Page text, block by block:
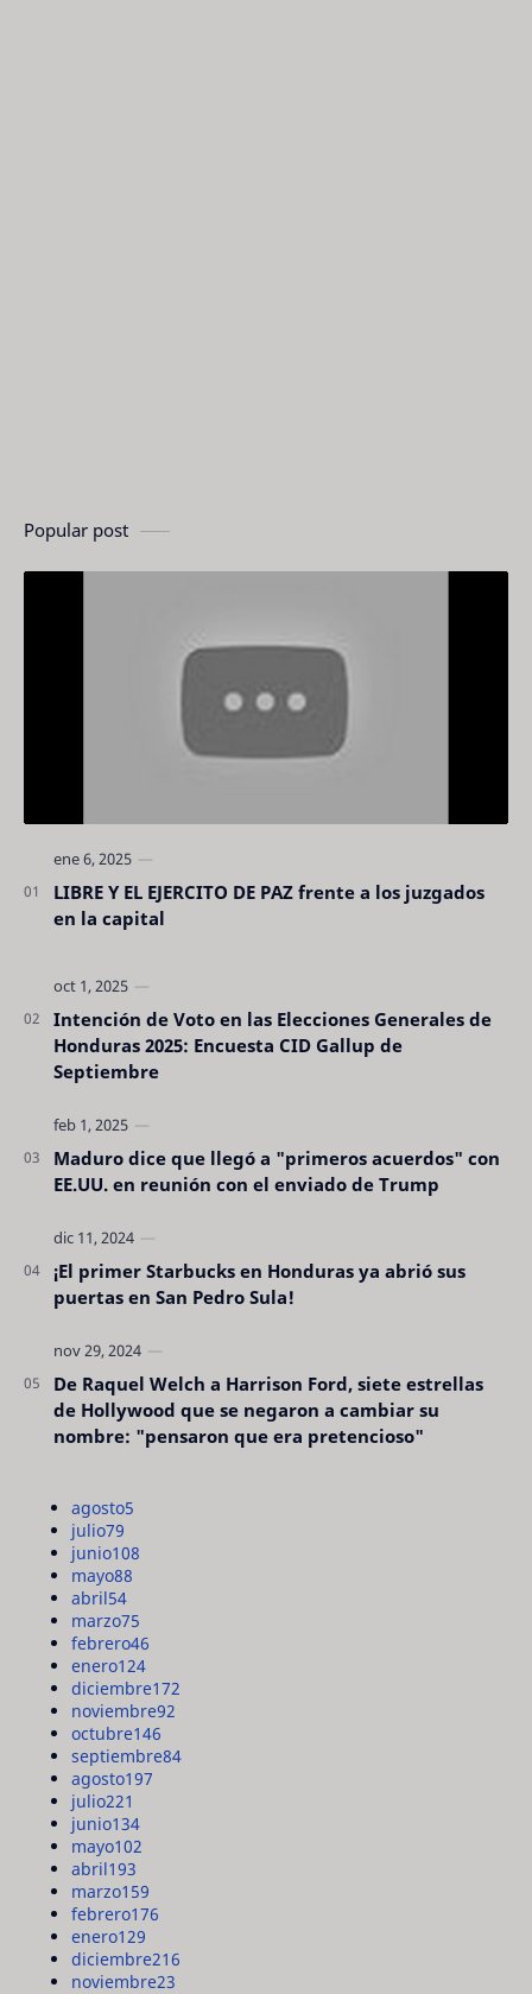
Popular post
LIBRE Y EL EJERCITO DE PAZ frente a los juzgados
en la capital
Intención de Voto en las Elecciones Generales de
Honduras 2025: Encuesta CID Gallup de
Septiembre
Maduro dice que llegó a "primeros acuerdos" con
EE.UU. en reunión con el enviado de Trump
¡El primer Starbucks en Honduras ya abrió sus
puertas en San Pedro Sula!
De Raquel Welch a Harrison Ford, siete estrellas
de Hollywood que se negaron a cambiar su
nombre: "pensaron que era pretencioso"
agosto5
julio79
junio108
mayo88
abril54
marzo75
febrero46
enero124
diciembre172
noviembre92
octubre146
septiembre84
agosto197
julio221
junio134
mayo102
abril193
marzo159
febrero176
enero129
diciembre216
noviembre23